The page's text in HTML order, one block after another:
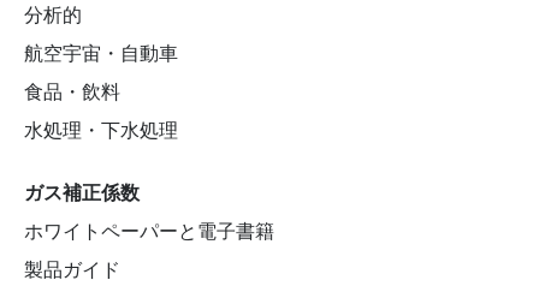
分析的
航空宇宙・自動車
食品・飲料
水処理・下水処理
ガス補正係数
ホワイトペーパーと電子書籍
製品ガイド